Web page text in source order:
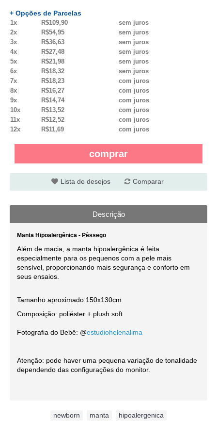
+ Opções de Parcelas
1x R$109,90
sem juros
2x
R$54,95
sem juros
3x
R$36,63
sem juros
4x
R$27,48
sem juros
5x
R$21,98
sem juros
6x
R$18,32
sem juros
7x
R$18,23
com juros
8x
R$16,27
com juros
9x
R$14,74
com juros
10x
R$13,52
com juros
11x
R$12,52
com juros
12x
R$11,69 com juros
comprar
Lista de desejos Comparar
Descrição
Manta Hipoalergênica - Pêssego
Além de macia, a manta hipoalergênica é feita
especialmente para os pequenos com a pele mais
sensível, proporcionando mais segurança e conforto em
seus ensaios.
Tamanho aproximado:150x130cm
Composição: poliéster + plush soft
Fotografia do Bebê: @estudiohelenalima
Atenção: pode haver uma pequena variação de tonalidade
dependendo das configurações do monitor.
newborn manta hipoalergenica